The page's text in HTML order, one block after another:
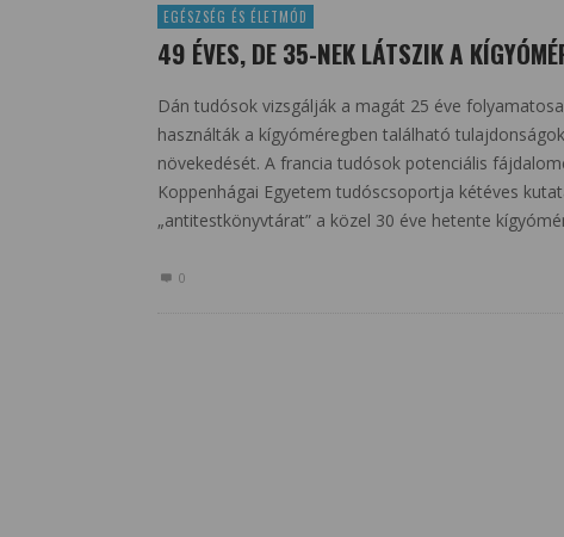
EGÉSZSÉG ÉS ÉLETMÓD
49 ÉVES, DE 35-NEK LÁTSZIK A
Dán tudósok vizsgálják a magát 25 éve
használták a kígyóméregben található
növekedését. A francia tudósok potenciális
Koppenhágai Egyetem tudóscsoportja kétéves
„antitestkönyvtárat” a közel 30 éve hetente
0